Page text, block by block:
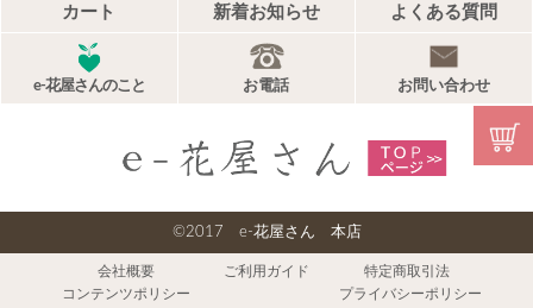
カート 新着お知らせ よくある質問
e-花屋さんのこと お電話 お問い合わせ
©2017 e-花屋さん 本店
会社概要 ご利用ガイド
特定商取引法
コンテンツポリシー
プライバシーポリシー